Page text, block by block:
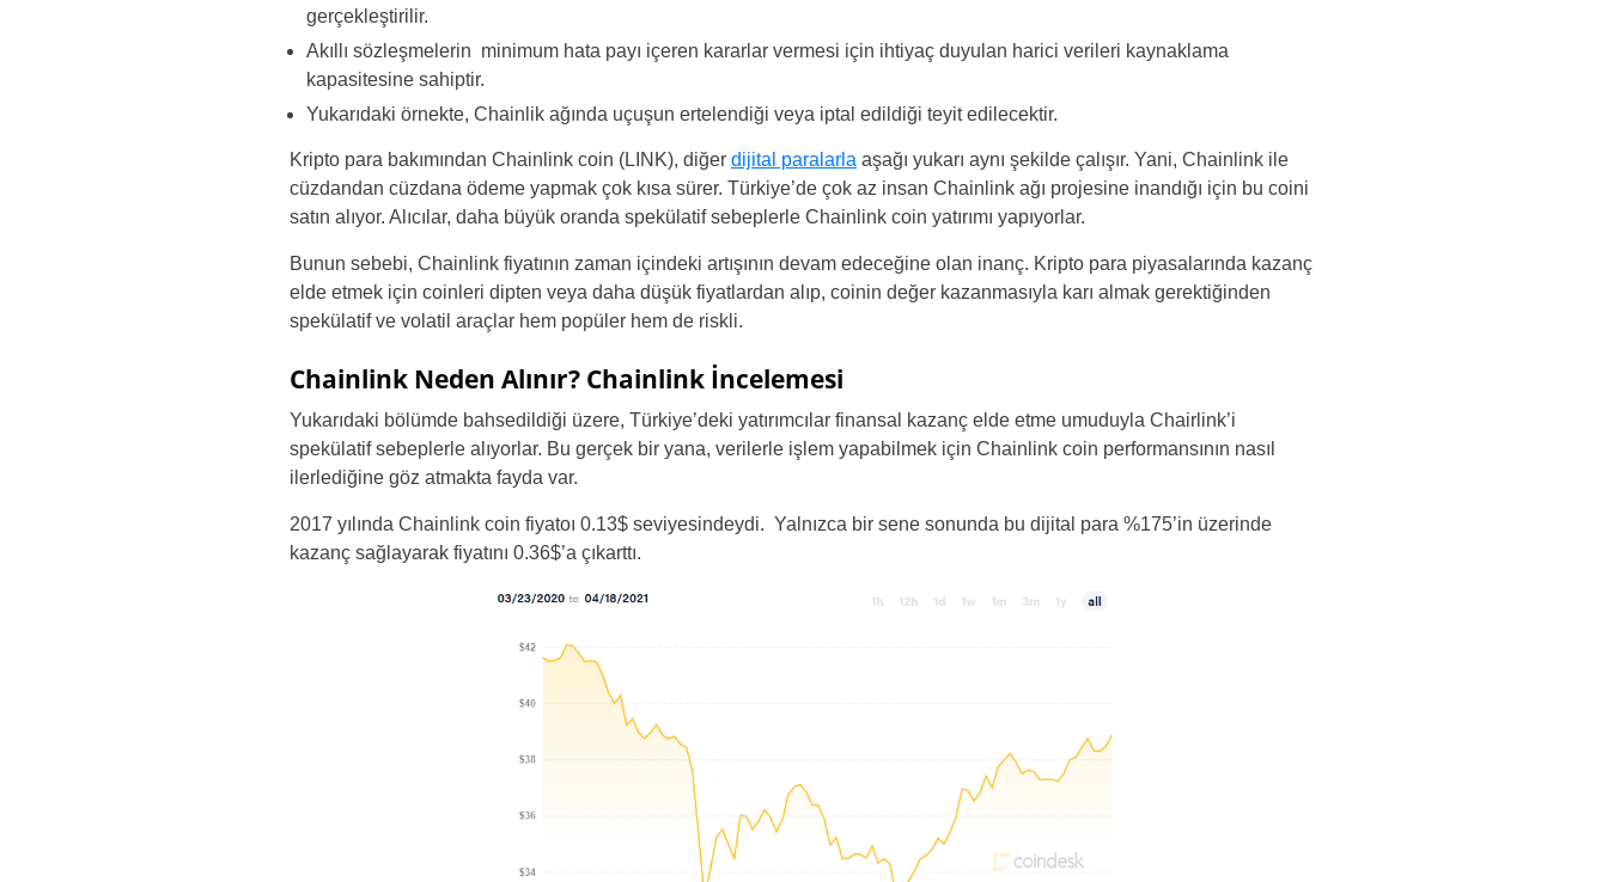
Greece
Italy
Poland
Portugal
Thailand
gerçekleştirilir.
Akıllı sözleşmelerin minimum hata payı içeren kararlar vermesi için ihtiyaç duyulan harici verileri kaynaklama
kapasitesine sahiptir.
Yukarıdaki örnekte, Chainlik ağında uçuşun ertelendiği veya iptal edildiği teyit edilecektir.
Kripto para bakımından Chainlink coin (LINK), diğer dijital paralarla aşağı yukarı aynı şekilde çalışır. Yani, Chainlink ile
cüzdandan cüzdana ödeme yapmak çok kısa sürer. Türkiye’de çok az insan Chainlink ağı projesine inandığı için bu coini
satın alıyor. Alıcılar, daha büyük oranda spekülatif sebeplerle Chainlink coin yatırımı yapıyorlar.
Bunun sebebi, Chainlink fiyatının zaman içindeki artışının devam edeceğine olan inanç. Kripto para piyasalarında kazanç
elde etmek için coinleri dipten veya daha düşük fiyatlardan alıp, coinin değer kazanmasıyla karı almak gerektiğinden
spekülatif ve volatil araçlar hem popüler hem de riskli.
Chainlink Neden Alınır? Chainlink İncelemesi
Yukarıdaki bölümde bahsedildiği üzere, Türkiye’deki yatırımcılar finansal kazanç elde etme umuduyla Chairlink’i
spekülatif sebeplerle alıyorlar. Bu gerçek bir yana, verilerle işlem yapabilmek için Chainlink coin performansının nasıl
ilerlediğine göz atmakta fayda var.
2017 yılında Chainlink coin fiyatoı 0.13$ seviyesindeydi. Yalnızca bir sene sonunda bu dijital para %175’in üzerinde
kazanç sağlayarak fiyatını 0.36$’a çıkarttı.